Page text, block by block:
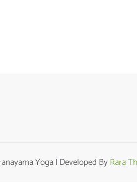
Yoga | Developed ByRara